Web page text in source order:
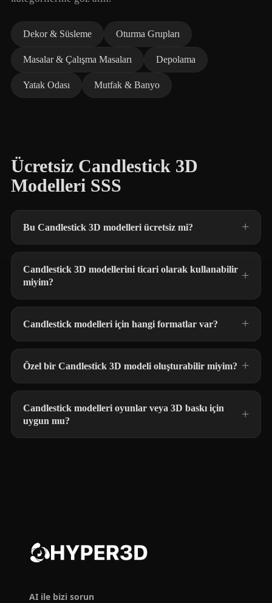
Dekor & Süsleme Oturma Grupları
Masalar & Çalışma Masaları Depolama
Yatak Odası Mutfak & Banyo
Ücretsiz Candlestick 3D
Modelleri SSS
Bu Candlestick 3D modelleri ücretsiz mi?
Candlestick 3D modellerini ticari olarak kullanabilir
miyim?
Candlestick modelleri için hangi formatlar var?
Özel bir Candlestick 3D modeli oluşturabilir miyim?
Candlestick modelleri oyunlar veya 3D baskı için
uygun mu?
AI ile bizi sorun